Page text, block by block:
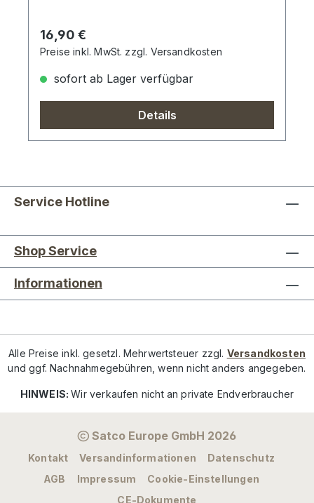
Regulärer Preis:
16,90 €
Preise inkl. MwSt. zzgl. Versandkosten
sofort ab Lager verfügbar
Details
Service Hotline
Shop Service
Informationen
Alle Preise inkl. gesetzl. Mehrwertsteuer zzgl. Versandkosten
und ggf. Nachnahmegebühren, wenn nicht anders angegeben.
HINWEIS:Wir verkaufen nicht an private Endverbraucher
Satco Europe GmbH 2026
Kontakt Versandinformationen
Datenschutz
AGB
Impressum
Cookie-Einstellungen
CE-Dokumente